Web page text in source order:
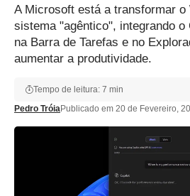
A Microsoft está a transformar o
sistema "agêntico", integrando o
na Barra de Tarefas e no
aumentar a produtividade.
Pedro TróiaPublicado em 20 de Fevereiro,
Tempo de leitura: 7 min